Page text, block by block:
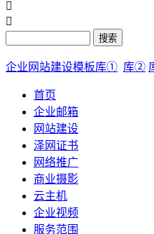


搜索
企业网站建设模板库① 库②
首页
企业邮箱
网站建设
泽网证书
网络推广
商业摄影
云主机
企业视频
服务范围